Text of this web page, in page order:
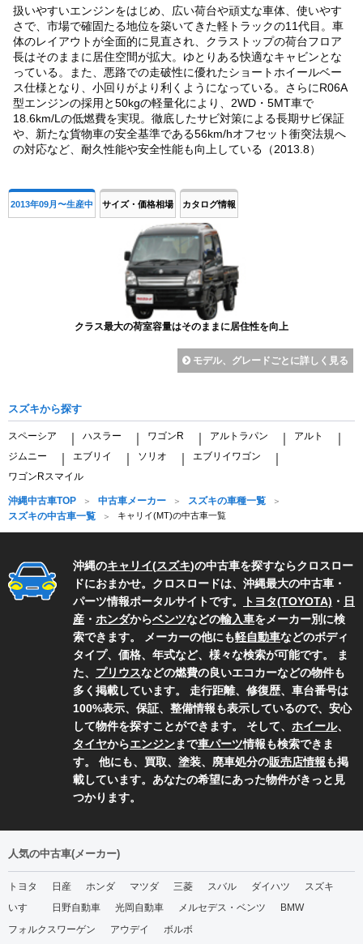
扱いやすいエンジンをはじめ、広い荷台や頑丈な車体、使いやす
さで、市場で確固たる地位を築いてきた軽トラックの11代目。車
体のレイアウトが全面的に見直され、クラストップの荷台フロア
長はそのままに居住空間が拡大。ゆとりある快適なキャビンとな
っている。また、悪路での走破性に優れたショートホイールベー
ス仕様となり、小回りがより利くようになっている。さらにR06A
型エンジンの採用と50kgの軽量化により、2WD・5MT車で
18.6km/Lの低燃費を実現。徹底したサビ対策による長期サビ保証
や、新たな貨物車の安全基準である56km/hオフセット衝突法規へ
の対応など、耐久性能や安全性能も向上している（2013.8）
2013年09月〜生産中 サイズ・価格相場 カタログ情報
クラス最大の荷室容量はそのままに居住性を向上
モデル、グレードごとに詳しく見る
スズキから探す
スペーシア ハスラー ワゴンR アルトラパン アルト
ジムニー エブリイ ソリオ エブリイワゴン
ワゴンRスマイル
沖縄中古車TOP 中古車メーカー
スズキの車種一覧
スズキの中古車一覧
キャリイ(MT)の中古車一覧
沖縄のキャリイ(スズキ)の中古車を探すならクロスロー
ドにおまかせ。クロスロードは、沖縄最大の中古車・
パーツ情報ポータルサイトです。
トヨタ(TOYOTA) ・ 日
産 ・ ホンダからベンツなどの輸入車をメーカー別に検
索できます。 メーカーの他にも軽自動車などのボディ
タイプ、価格、年式など、様々な検索が可能です。 ま
た、 プリウスなどの燃費の良いエコカーなどの物件も
多く掲載しています。 走行距離、修復歴、車台番号は
100%表示、保証、整備情報も表示しているので、安心
して物件を探すことができます。 そして、 ホイール、
タイヤからエンジンまで車パーツ情報も検索できま
す。 他にも、買取、塗装、廃車処分の販売店情報も掲
載しています。あなたの希望にあった物件がきっと見
つかります。
人気の中古車(メーカー)
トヨタ 日産 ホンダ マツダ 三菱 スバル ダイハツ
スズキ
いすゞ
日野自動車 光岡自動車 メルセデス・ベンツ
BMW
フォルクスワーゲン
アウデイ ボルボ